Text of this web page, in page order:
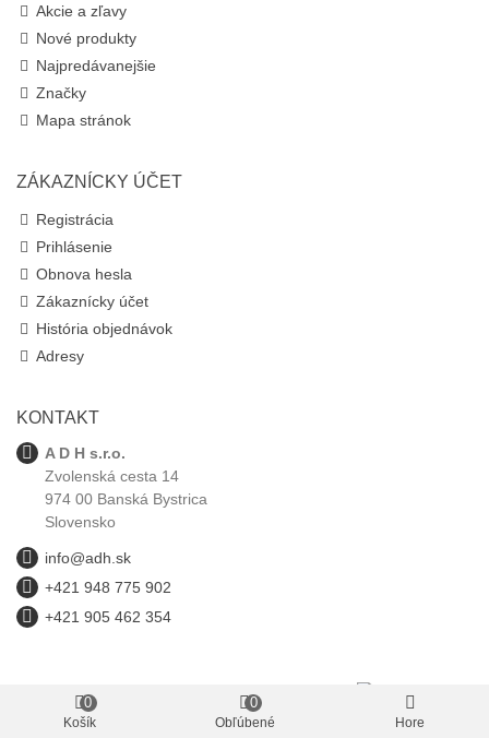
Akcie a zľavy
Nové produkty
Najpredávanejšie
Značky
Mapa stránok
ZÁKAZNÍCKY ÚČET
Registrácia
Prihlásenie
Obnova hesla
Zákaznícky účet
História objednávok
Adresy
KONTAKT
A D H s.r.o.
Zvolenská cesta 14
974 00 Banská Bystrica
Slovensko
info@adh.sk
+421 948 775 902
+421 905 462 354
adh.sk © 1993-2025 Všetky autorské práva vyhradené.
Košík
0
Obľúbené
0
Hore